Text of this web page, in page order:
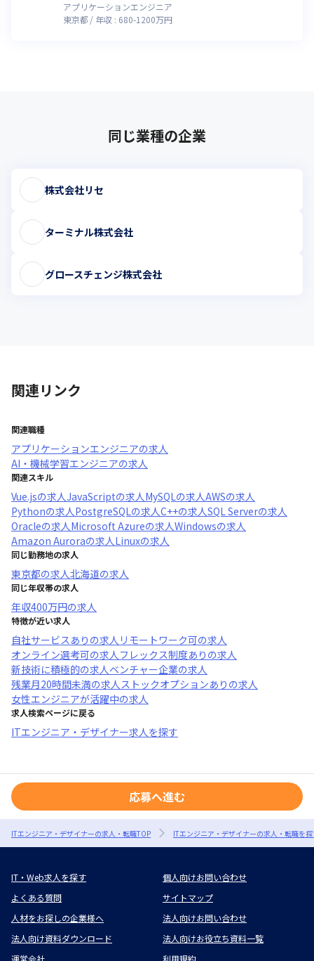
アプリケーションエンジニア
東京都
年収 : 680-1200万円
同じ業種の企業
株式会社リセ
ターミナル株式会社
グロースチェンジ株式会社
関連リンク
関連職種
アプリケーションエンジニアの求人
AI・機械学習エンジニアの求人
関連スキル
Vue.jsの求人JavaScriptの求人MySQLの求人AWSの求人
Pythonの求人PostgreSQLの求人C++の求人SQL Serverの求人
Oracleの求人Microsoft Azureの求人Windowsの求人
Amazon Auroraの求人Linuxの求人
同じ勤務地の求人
東京都の求人北海道の求人
同じ年収帯の求人
年収400万円の求人
特徴が近い求人
自社サービスあり の求人 リモートワーク可の求人
オンライン選考可の求人フレックス制度あり の求人
新技術に積極的の求人ベンチャー企業の求人
残業月20時間未満の求人ストックオプションあり の求人
女性エンジニアが活躍中の求人
求人検索ページに戻る
ITエンジニア・デザイナー求人を探す
応募へ進む
ITエンジニア・デザイナーの求人・転職TOP ITエンジニア・デザイナーの求人・転職を
IT・Web求人を探す
個人向けお問い合わせ
よくある質問
サイトマップ
人材をお探しの企業様へ
法人向けお問い合わせ
法人向け資料ダウンロード
法人向けお役立ち資料一覧
運営会社
利用規約